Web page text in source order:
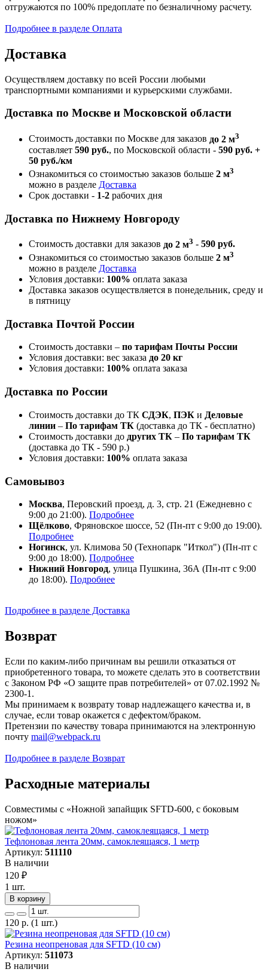
отгружаются по 100% предоплате по безналичному расчету.
Подробнее в разделе Оплата
Доставка
Осуществляем доставку по всей России любыми
транспортными компаниями и курьерскими службами.
Доставка по Москве и Московской области
Стоимость доставки по Москве для заказов до 2 м3
составляет 590 руб., по Московской области - 590 руб. +
50 руб./км
Ознакомиться со стоимостью заказов больше 2 м3
можно в разделе Доставка
Срок доставки - 1-2 рабочих дня
Доставка по Нижнему Новгороду
Стоимость доставки для заказов до 2 м3 - 590 руб.
Ознакомиться со стоимостью заказов больше 2 м3
можно в разделе Доставка
Условия доставки: 100% оплата заказа
Доставка заказов осуществляется в понедельник, среду и
в пятницу
Доставка Почтой России
Стоимость доставки – по тарифам Почты России
Условия доставки: вес заказа до 20 кг
Условия доставки: 100% оплата заказа
Доставка по России
Стоимость доставки до ТК СДЭК, ПЭК и Деловые
линии – По тарифам ТК (доставка до ТК - бесплатно)
Стоимость доставки до других ТК – По тарифам ТК
(доставка до ТК - 590 р.)
Условия доставки: 100% оплата заказа
Самовывоз
Москва, Перовский проезд, д. 3, стр. 21 (Ежедневно с
9:00 до 21:00). Подробнее
Щёлково, Фряновское шоссе, 52 (Пн-пт с 9:00 до 19:00).
Подробнее
Ногинск, ул. Климова 50 (​Технопарк "Иткол") (Пн-пт с
9:00 до 18:00). Подробнее
Нижний Новгород, улица Пушкина, 36А (Пн-пт с 9:00
до 18:00). Подробнее
Подробнее в разделе Доставка
Возврат
Если по каким-либо причинам вы решили отказаться от
приобретенного товара, то можете сделать это в соответствии
с Законом РФ «О защите прав потребителей» от 07.02.1992 №
2300-1.
Мы принимаем к возврату товар надлежащего качества и, в
случае, если товар окажется с дефектом/браком.
Претензии по качеству товара принимаются на электронную
почту mail@webpack.ru
Подробнее в разделе Возврат
Расходные материалы
Совместимы с «Ножной запайщик SFTD-600, с боковым
ножом»
Тефлоновая лента 20мм, самоклеящаяся, 1 метр
Артикул: 511110
В наличии
120 ₽
1 шт.
В корзину
120 р. (1 шт.)
Резина неопреновая для SFTD (10 см)
Артикул: 511073
В наличии